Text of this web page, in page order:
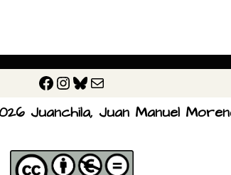
Juanchila, Juan Manuel